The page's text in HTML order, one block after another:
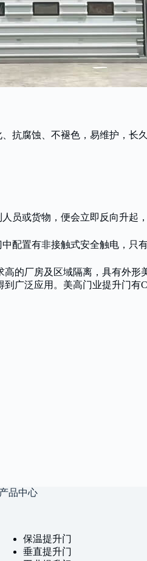
抗腐蚀、不褪色，易维护，长久
员或货物，便会立即反向升起
配置有非接触式安全触电，只
的厂房及区域隔离，具有外
泛应用。美高门业提升门有
产品中心
保温提升门
垂直提升门